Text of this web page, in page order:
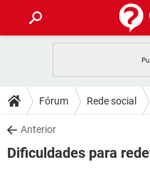
CELULAR
OUTLOOK
INSTAGRAM
DICAS
JOGOS
DOWNLOADS
JOGOS
Fórum Rede social
Anterior
Dificuldades para